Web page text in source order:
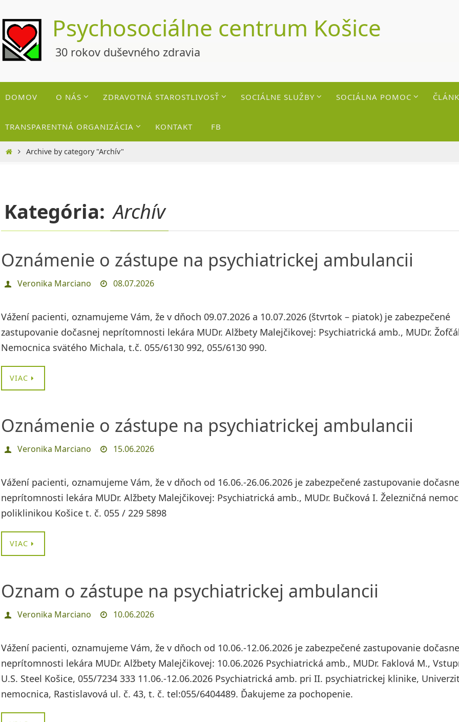
to
content
Psychosociálne centrum Košice
30 rokov duševného zdravia
toDOMOV O NÁS ZDRAVOTNÁ STAROSTLIVOSŤ SOCIÁLNE SLUŽBY SOCIÁLNA POMOC
TRANSPARENTNÁ ORGANIZÁCIA KONTAKT FB
HomeArchive by category "Archív"
Kategória: Archív
Oznámenie o zástupe na psychiatrickej ambulancii
Veronika Marciano 08.07.2026
Vážení pacienti, oznamujeme Vám, že v dňoch 09.07.2026 a 10.07.2026 (štvrtok – piatok) je zabezpečené
zastupovanie dočasnej neprítomnosti lekára MUDr. Alžbety Malejčikovej: Psychiatrická amb., MUDr.
Nemocnica svätého Michala, t.č. 055/6130 992, 055/6130 990.
VIAC
Oznámenie o zástupe na psychiatrickej ambulancii
Veronika Marciano 15.06.2026
Vážení pacienti, oznamujeme Vám, že v dňoch od 16.06.-26.06.2026 je zabezpečené zastupovanie
neprítomnosti lekára MUDr. Alžbety Malejčikovej: Psychiatrická amb., MUDr. Bučková I. Železničná
poliklinikou Košice t. č. 055 / 229 5898
VIAC
Oznam o zástupe na psychiatrickej ambulancii
Veronika Marciano 10.06.2026
Vážení pacienti, oznamujeme Vám, že v dňoch od 10.06.-12.06.2026 je zabezpečené zastupovanie
neprítomnosti lekára MUDr. Alžbety Malejčikovej: 10.06.2026 Psychiatrická amb., MUDr. Faklová M.,
U.S. Steel Košice, 055/7234 333 11.06.-12.06.2026 Psychiatrická amb. pri II. psychiatrickej klinike,
nemocnica, Rastislavová ul. č. 43, t. č. tel:055/6404489. Ďakujeme za pochopenie.